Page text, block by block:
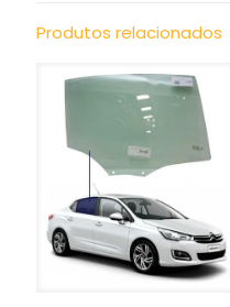
Produtos relacionados